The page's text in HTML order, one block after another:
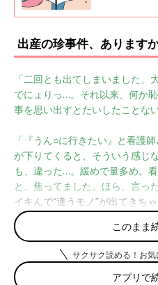
のむ〜ちゃん
にしています
も、明るく面
は、「前向
い」と育児中
ます。 イン
が妊活をする
は、医者のさ
ードや、衝撃
きしました。
出産の珍事件、あります
「二回とも出てしまいました、
でにょりっ…。それ以来、何か
事を思い出すとたいしたことな
「『うん○に行きたい』と看護
が下りてくると、そういう感じ
も、違った…。緩めで量多め。
と、焦ってました。ほら、言っ
イキんで“違うモノ”が出てきち
「陣痛を強めるために乳首を刺
さんが手一杯だったので、自分
た。『イキんでー！ 乳首摘ん
分で乳首をつまみながらの出産
このまま
サクサク読める！お
アプリで